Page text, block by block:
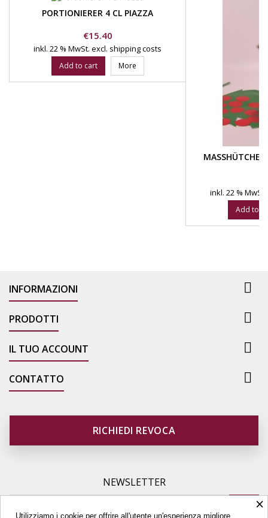
PORTIONIERER 4 CL PIAZZA
Price
€15.40
inkl. 22 % MwSt. excl. shipping costs
Add to cart More
inkl. 22 % MwSt.
Add to
INFORMAZIONI 
PRODOTTI 
IL TUO ACCOUNT 
CONTATTO 
RICHIEDI REVOCA
NEWSLETTER
×
Utilizziamo i cookie per offrire all'utente un'esperienza migliore.